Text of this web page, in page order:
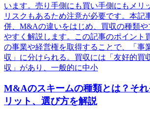
います。売り手側にも買い手側にもメリ
リスクもあるため注意が必要です。本記
併、M&Aの違いをはじめ、買収の種類や
やすく解説します。この記事のポイント
の事業や経営権を取得することで、「事
収」に分けられる。買収には「友好的買
収」があり、一般的に中小
M&Aのスキームの種類とは？そ
リット、選び方を解説